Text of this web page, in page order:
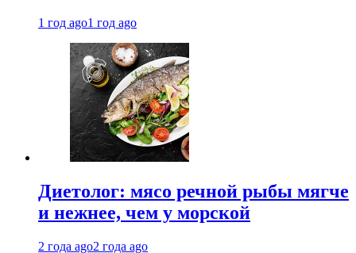
1 год ago1 год ago
Диетолог: мясо речной рыбы мягче
и нежнее, чем у морской
2 года ago2 года ago